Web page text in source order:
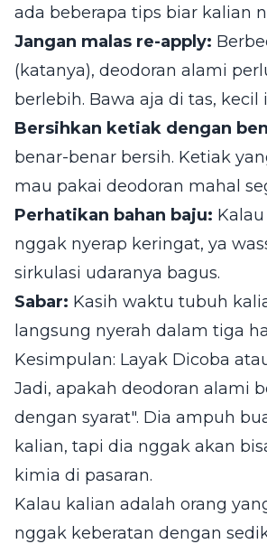
ada beberapa tips biar kalian
Jangan malas re-apply:
(katanya), deodoran alami
berlebih. Bawa aja di tas, kecil
Bersihkan ketiak dengan
benar-benar bersih. Ketiak
mau pakai deodoran mahal
Perhatikan bahan baju:
nggak nyerap keringat, ya
sirkulasi udaranya bagus.
Sabar: Kasih waktu tubuh
langsung nyerah dalam tiga
Kesimpulan: Layak Dicoba
Jadi, apakah deodoran alami
dengan syarat". Dia ampuh
kalian, tapi dia nggak akan
kimia di pasaran.
Kalau kalian adalah orang
nggak keberatan dengan